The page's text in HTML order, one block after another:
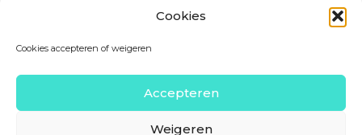
Cookies
Cookies accepteren of weigeren
Accepteren
Weigeren
Algemene Voorwaarden
info@phocal.nl